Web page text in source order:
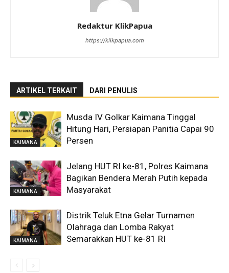
Redaktur KlikPapua
https://klikpapua.com
ARTIKEL TERKAIT DARI PENULIS
KAIMANA
Musda IV Golkar Kaimana Tinggal
Hitung Hari, Persiapan Panitia Capai 90
Persen
KAIMANA
Jelang HUT RI ke-81, Polres Kaimana
Bagikan Bendera Merah Putih kepada
Masyarakat
KAIMANA
Distrik Teluk Etna Gelar Turnamen
Olahraga dan Lomba Rakyat
Semarakkan HUT ke-81 RI